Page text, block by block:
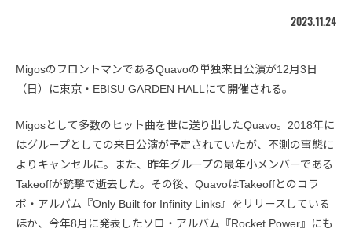
2023.11.24
MigosのフロントマンであるQuavoの単独来日公演が12月3日
（日）に東京・EBISU GARDEN HALLにて開催される。
Migosとして多数のヒット曲を世に送り出したQuavo。2018年に
はグループとしての来日公演が予定されていたが、不測の事態に
よりキャンセルに。また、昨年グループの最年小メンバーである
Takeoffが銃撃で逝去した。その後、QuavoはTakeoffとのコラ
ボ・アルバム『Only Built for Infinity Links』をリリースしている
ほか、今年8月に発表したソロ・アルバム『Rocket Power』にも